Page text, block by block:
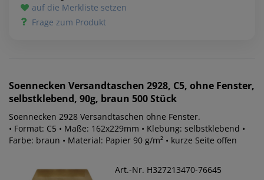
auf die Merkliste setzen
Frage zum Produkt
Soennecken Versandtaschen 2928, C5, ohne Fenster,
selbstklebend, 90g, braun 500 Stück
Soennecken 2928 Versandtaschen ohne Fenster.
• Format: C5 • Maße: 162x229mm • Klebung: selbstklebend •
Farbe: braun • Material: Papier 90 g/m² • kurze Seite offen
Art.-Nr. H327213470-76645